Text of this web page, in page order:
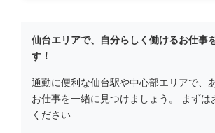
仙台エリアで、自分らしく働けるお仕事
す！
通勤に便利な仙台駅や中心部エリアで、
お仕事を一緒に見つけましょう。 まずは
ください